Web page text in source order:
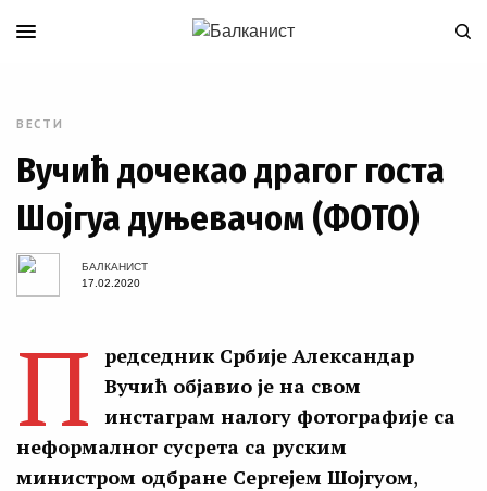
ВЕСТИ
Вучић дочекао драгог госта
Шојгуа дуњевачом (ФОТО)
БАЛКАНИСТ
17.02.2020
П
редседник Србије Александар
Вучић објавио је на свом
инстаграм налогу фотографије са
неформалног сусрета са руским
министром одбране Сергејем Шојгуом,